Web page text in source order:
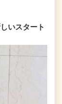
いスタート